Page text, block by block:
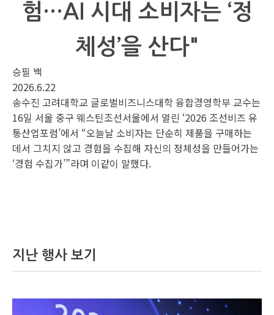
험…AI 시대 소비자는 ‘정
체성’을 산다"
승필 백
2026.6.22
송수진 고려대학교 글로벌비즈니스대학 융합경영학부 교수는
16일 서울 중구 웨스틴조선서울에서 열린 ‘2026 조선비즈 유
통산업포럼’에서 “오늘날 소비자는 단순히 제품을 구매하는
데서 그치지 않고 경험을 수집해 자신의 정체성을 만들어가는
‘경험 수집가’”라며 이같이 말했다.
지난 행사 보기